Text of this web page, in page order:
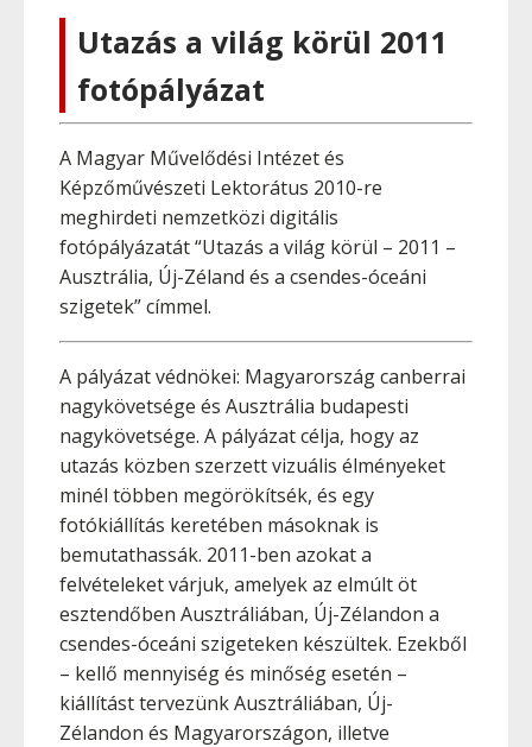
Utazás a világ körül 2011
fotópályázat
A Magyar Művelődési Intézet és
Képzőművészeti Lektorátus 2010-re
meghirdeti nemzetközi digitális
fotópályázatát “Utazás a világ körül – 2011 –
Ausztrália, Új-Zéland és a csendes-óceáni
szigetek” címmel.
A pályázat védnökei: Magyarország canberrai
nagykövetsége és Ausztrália budapesti
nagykövetsége. A pályázat célja, hogy az
utazás közben szerzett vizuális élményeket
minél többen megörökítsék, és egy
fotókiállítás keretében másoknak is
bemutathassák. 2011-ben azokat a
felvételeket várjuk, amelyek az elmúlt öt
esztendőben Ausztráliában, Új-Zélandon a
csendes-óceáni szigeteken készültek. Ezekből
– kellő mennyiség és minőség esetén –
kiállítást tervezünk Ausztráliában, Új-
Zélandon és Magyarországon, illetve